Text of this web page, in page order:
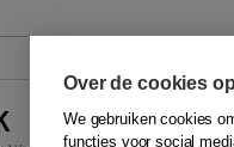
Over de cookies
We gebruiken cookies
functies voor social